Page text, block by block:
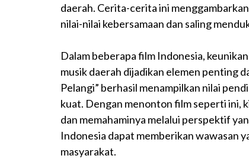
daerah. Cerita-cerita ini
nilai-nilai kebersamaan dan saling
Dalam beberapa film Indonesia,
musik daerah dijadikan elemen penting
Pelangi” berhasil menampilkan nilai
kuat. Dengan menonton film seperti ini,
dan memahaminya melalui perspektif
Indonesia dapat memberikan wawasan
masyarakat.